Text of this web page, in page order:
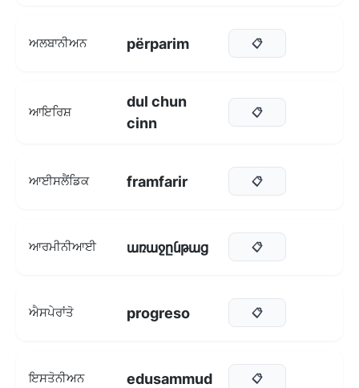
ਅਲਬਾਨੀਅਨ përparim 📋
ਆਇਰਿਸ਼
dul chun
cinn
📋
ਆਈਸਲੈਂਡਿਕ framfarir 📋
ਆਰਮੀਨੀਆਈ առաջընթաց 📋
ਐਸਪੇਰਾਂਤੋ progreso 📋
ਇਸਤੋਨੀਅਨ edusammud 📋